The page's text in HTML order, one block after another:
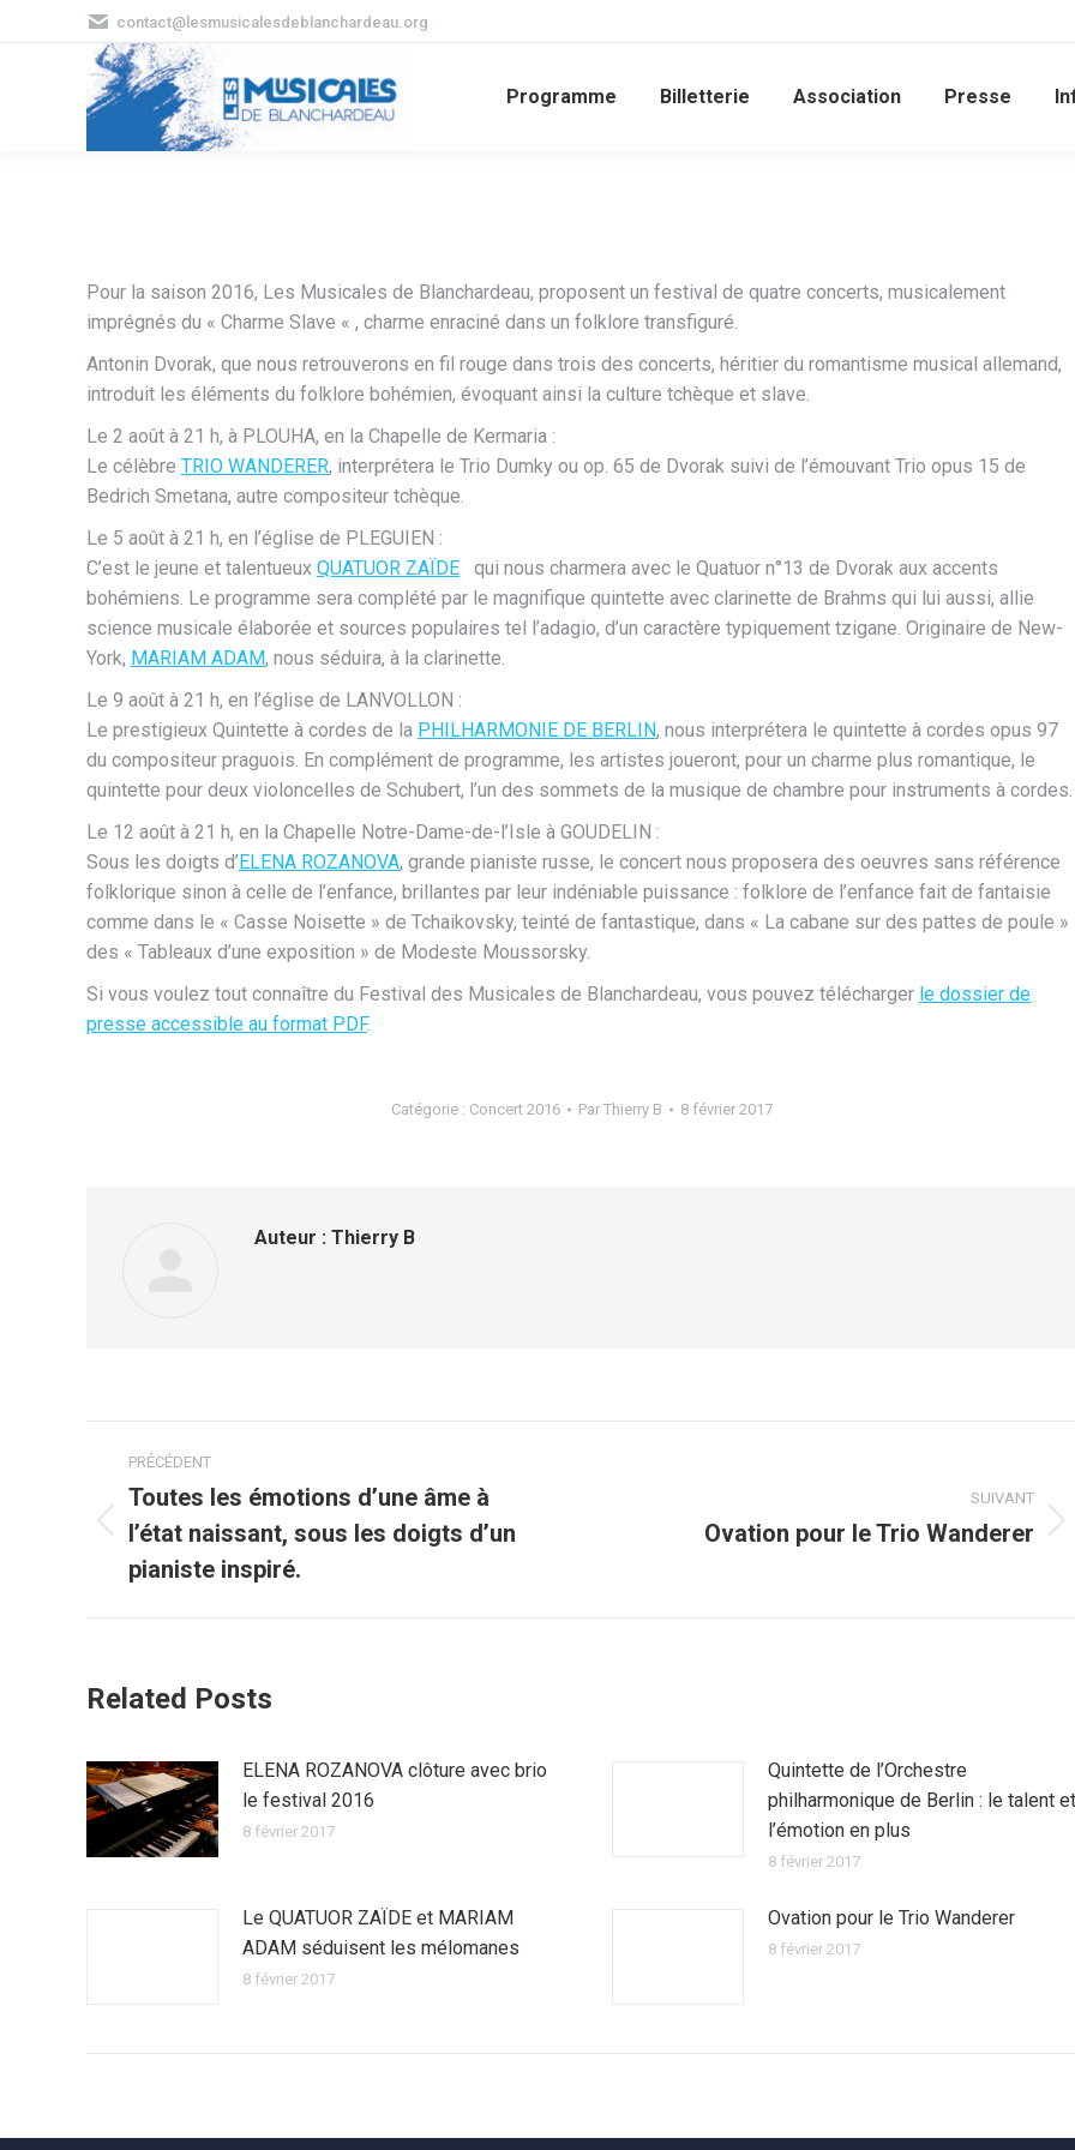
contact@lesmusicalesdeblanchardeau.org
Programme Billetterie Association Presse
Pour la saison 2016, Les Musicales de Blanchardeau, proposent un festival de quatre concerts, musicalement
imprégnés du « Charme Slave « , charme enraciné dans un folklore transfiguré.
Antonin Dvorak, que nous retrouverons en fil rouge dans trois des concerts, héritier du romantisme musical allemand,
introduit les éléments du folklore bohémien, évoquant ainsi la culture tchèque et slave.
Le 2 août à 21 h, à PLOUHA, en la Chapelle de Kermaria :
Le célèbre TRIO WANDERER, interprétera le Trio Dumky ou op. 65 de Dvorak suivi de l’émouvant Trio opus 15 de
Bedrich Smetana, autre compositeur tchèque.
Le 5 août à 21 h, en l’église de PLEGUIEN :
C’est le jeune et talentueux QUATUOR ZAÏDE qui nous charmera avec le Quatuor n°13 de Dvorak aux accents
bohémiens. Le programme sera complété par le magnifique quintette avec clarinette de Brahms qui lui aussi, allie
science musicale élaborée et sources populaires tel l’adagio, d’un caractère typiquement tzigane. Originaire de New-
York, MARIAM ADAM, nous séduira, à la clarinette.
Le 9 août à 21 h, en l’église de LANVOLLON :
Le prestigieux Quintette à cordes de la PHILHARMONIE DE BERLIN, nous interprétera le quintette à cordes opus 97
du compositeur praguois. En complément de programme, les artistes joueront, pour un charme plus romantique, le
quintette pour deux violoncelles de Schubert, l’un des sommets de la musique de chambre pour instruments à cordes.
Le 12 août à 21 h, en la Chapelle Notre-Dame-de-l’Isle à GOUDELIN :
Sous les doigts d’ELENA ROZANOVA, grande pianiste russe, le concert nous proposera des oeuvres sans référence
folklorique sinon à celle de l’enfance, brillantes par leur indéniable puissance : folklore de l’enfance fait de fantaisie
comme dans le « Casse Noisette » de Tchaikovsky, teinté de fantastique, dans « La cabane sur des pattes de poule »
des « Tableaux d’une exposition » de Modeste Moussorsky.
Si vous voulez tout connaître du Festival des Musicales de Blanchardeau, vous pouvez télécharger le dossier de
presse accessible au format PDF.
Catégorie : Concert 2016 Par Thierry B 8 février 2017
Auteur : Thierry B
Navigation
article
PRÉCÉDENT
Article
précédent
Toutes les émotions d’une âme à
l’état naissant, sous les doigts d’un
pianiste inspiré.
SUIVANT
Ovation pour le Trio Wanderer
Related Posts
ELENA ROZANOVA clôture avec brio
le festival 2016
8 février 2017
Quintette de l’Orchestre
philharmonique de Berlin : le talent et
l’émotion en plus
8 février 2017
Le QUATUOR ZAÏDE et MARIAM
ADAM séduisent les mélomanes
8 février 2017
Ovation pour le Trio Wanderer
8 février 2017